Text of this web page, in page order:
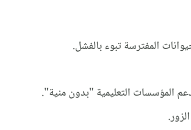
المفترسة تبوء بالفشل.
المؤسسات التعليمية "بدون منية".